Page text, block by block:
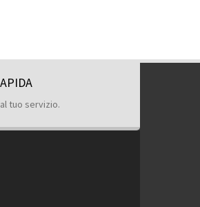
tuo servizio.